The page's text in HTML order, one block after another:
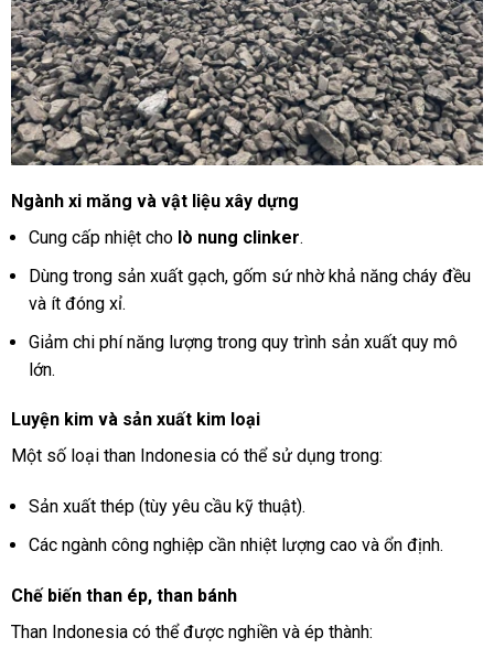
Ngành xi măng và vật liệu xây dựng
Cung cấp nhiệt cho lò nung clinker.
Dùng trong sản xuất gạch, gốm sứ nhờ khả năng cháy đều
và ít đóng xỉ.
Giảm chi phí năng lượng trong quy trình sản xuất quy mô
lớn.
Luyện kim và sản xuất kim loại
Một số loại than Indonesia có thể sử dụng trong:
Sản xuất thép (tùy yêu cầu kỹ thuật).
Các ngành công nghiệp cần nhiệt lượng cao và ổn định.
Chế biến than ép, than bánh
Than Indonesia có thể được nghiền và ép thành: